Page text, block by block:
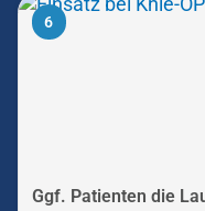
Ggf. Patienten die
6